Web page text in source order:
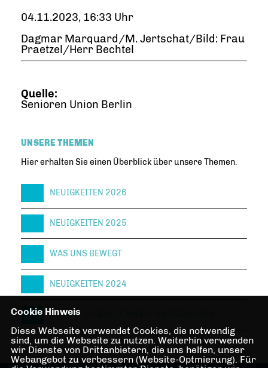
04.11.2023, 16:33 Uhr
Dagmar Marquard/M. Jertschat/Bild: Frau
Praetzel/Herr Bechtel
Quelle:
Senioren Union Berlin
UNSERE THEMEN
Hier erhalten Sie einen Überblick über unsere Themen.
NEUIGKEITEN 2026
NEUIGKEITEN 2025
WAS UNS BEWEGT
NEUIGKEITEN 2024
FORUM "JUGEND, FAMILIE UND SENIOREN"
Cookie Hinweis
Diese Webseite verwendet Cookies, die notwendig
sind, um die Webseite zu nutzen. Weiterhin verwenden
wir Dienste von Drittanbietern, die uns helfen, unser
Webangebot zu verbessern (Website-Optmierung). Für